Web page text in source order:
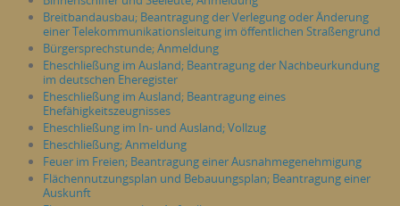
Breitbandausbau; Beantragung der Verlegung oder Änderung
einer Telekommunikationsleitung im öffentlichen Straßengrund
Bürgersprechstunde; Anmeldung
Eheschließung im Ausland; Beantragung der Nachbeurkundung
im deutschen Eheregister
Eheschließung im Ausland; Beantragung eines
Ehefähigkeitszeugnisses
Eheschließung im In- und Ausland; Vollzug
Eheschließung; Anmeldung
Feuer im Freien; Beantragung einer Ausnahmegenehmigung
Flächennutzungsplan und Bebauungsplan; Beantragung einer
Auskunft